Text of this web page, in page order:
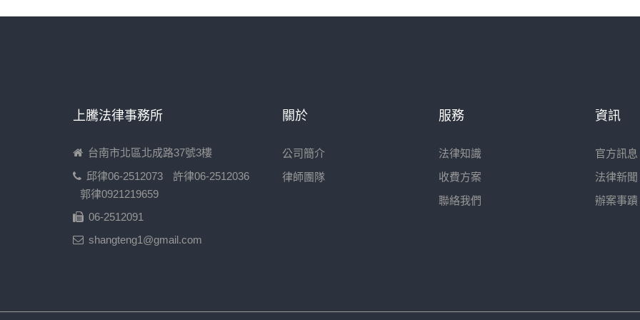
上騰法律事務所
台南市北區北成路37號3樓
邱律06-2512073
許律06-2512036
郭律0921219659
06-2512091
shangteng1@gmail.com
關於
公司簡介
律師團隊
服務
法律知識
收費方案
聯絡我們
資訊
官方訊息
法律新聞
辦案事蹟